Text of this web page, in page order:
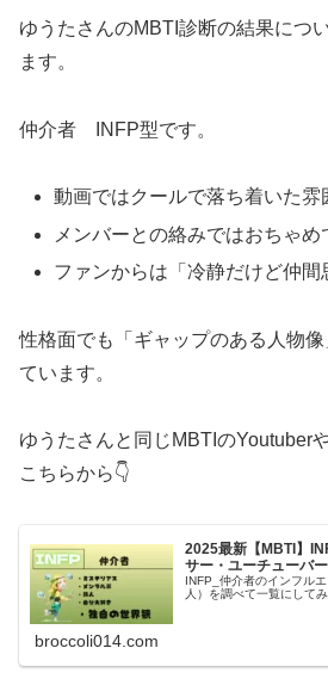
ゆうたさんのMBTI診断の結果につ
ます。
仲介者 INFP型です。
動画ではクールで落ち着いた雰
メンバーとの絡みではおちゃめ
ファンからは「冷静だけど仲間
性格面でも「ギャップのある人物
ています。
ゆうたさんと同じMBTIのYoutuber
こちらから👇
2025最新【MBTI】
サー・ユーチューバ
INFP_仲介者のインフル
人）を調べて一覧にしてみ
broccoli014.com